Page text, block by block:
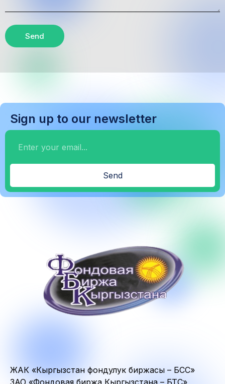
Send
Sign up to our newsletter
Send
ЖАК «Кыргызстан фондулук биржасы – БСС»